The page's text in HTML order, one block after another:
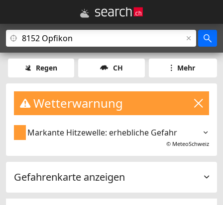
Regen CH Mehr
Wetterwarnung
Markante Hitzewelle: erhebliche Gefahr
© MeteoSchweiz
Gefahrenkarte anzeigen